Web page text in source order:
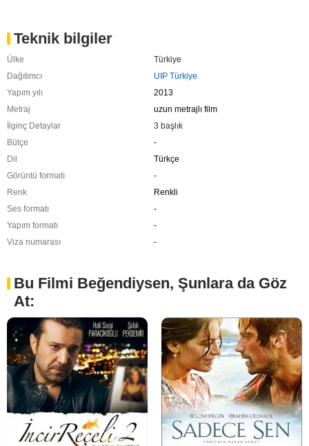
Teknik bilgiler
Ülke
Türkiye
Dağıtımcı
UIP Türkiye
Yapım yılı
2013
Metraj
uzun metrajlı film
İlginç Detaylar
3 başlık
Bütçe
-
Dil
Türkçe
Görüntü formatı
-
Renk
Renkli
Ses formatı
-
Yapım formatı
-
Viza numarası
-
Bu Filmi Beğendiysen, Şunlara da Göz
At: